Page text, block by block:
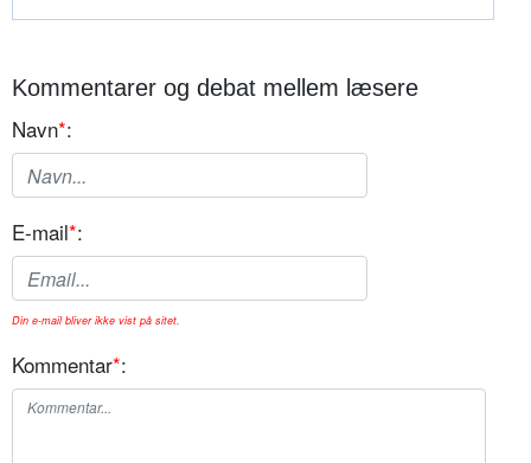
Kommentarer og debat mellem læsere
Navn*:
E-mail*:
Din e-mail bliver ikke vist på sitet.
Kommentar*: